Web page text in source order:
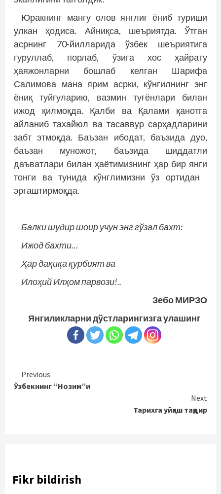
Юракнинг мангу олов янғлиғ ёниб туриши
улкан ҳодиса. Айниқса, шеъриятда. Ўтган
асрнинг 70-йилларида ўзбек шеъриятига
гуруллаб, порлаб, ўзига хос ҳайрату
ҳаяжонларни бошлаб келган Шарифа
Салимова мана ярим асрки, кўнгилнинг энг
ёниқ туйғуларию, вазмин туғёнлари билан
ижод қилмоқда. Қалби ва Қалами қанотга
айланиб тахайюл ва тасаввур сарҳадларини
забт этмоқда. Баъзан ибодат, баъзида дуо,
баъзан муножот, баъзида шиддатли
даъватлари билан ҳаётимизнинг ҳар бир янги
тонги ва тунида кўнглимизни ўз ортидан
эргаштирмоқда.
Балки шудир шоир учун энг гўзал бахт:
Ижод бахти…
Ҳар дақиқа қурбият ва
Илоҳий Илҳом парвози!..
Зебо МИРЗО
Янгиликларни дўстларингизга улашинг
Continue
Reading
Previous
Ўзбекнинг “Нозим”и
Next
Тарихга уйқаш тақдир
Fikr bildirish